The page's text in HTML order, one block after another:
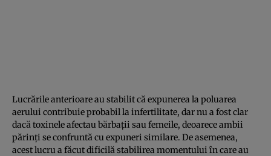
Lucrările anterioare au stabilit că expunerea la poluarea
aerului contribuie probabil la infertilitate, dar nu a fost clar
dacă toxinele afectau bărbații sau femeile, deoarece ambii
părinți se confruntă cu expuneri similare. De asemenea,
acest lucru a făcut dificilă stabilirea momentului în care au